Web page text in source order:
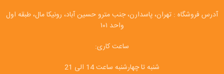
آدرس فروشگاه : تهران، پاسدارن، جنب مترو حسین آباد، رونیکا مال، طبقه اول
واحد ۱۰۱
ساعت کاری:
شنبه تا چهارشنبه ساعت 14 الی 21